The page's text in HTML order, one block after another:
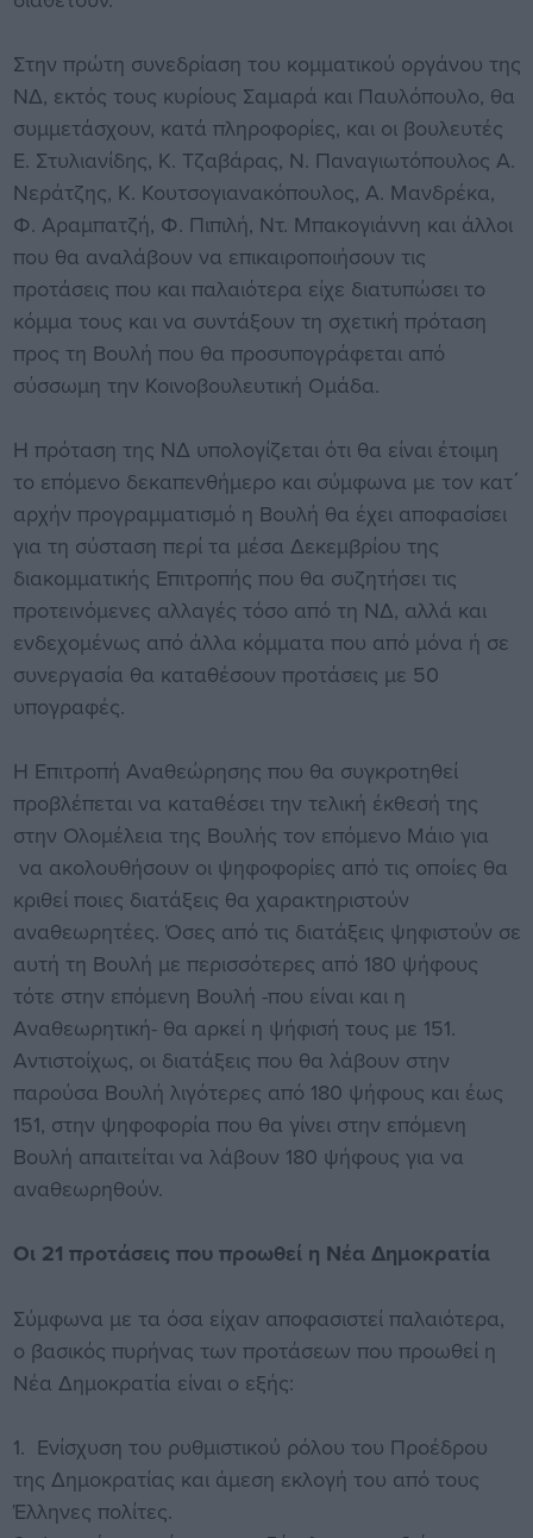
Στην πρώτη συνεδρίαση του κομματικού οργάνου της
ΝΔ, εκτός τους κυρίους Σαμαρά και Παυλόπουλο, θα
συμμετάσχουν, κατά πληροφορίες, και οι βουλευτές
Ε. Στυλιανίδης, Κ. Τζαβάρας, Ν. Παναγιωτόπουλος Α.
Νεράτζης, Κ. Κουτσογιανακόπουλος, Α. Μανδρέκα,
Φ. Αραμπατζή, Φ. Πιπιλή, Ντ. Μπακογιάννη και άλλοι
που θα αναλάβουν να επικαιροποιήσουν τις
προτάσεις που και παλαιότερα είχε διατυπώσει το
κόμμα τους και να συντάξουν τη σχετική πρόταση
προς τη Βουλή που θα προσυπογράφεται από
σύσσωμη την Κοινοβουλευτική Ομάδα.
Η πρόταση της ΝΔ υπολογίζεται ότι θα είναι έτοιμη
το επόμενο δεκαπενθήμερο και σύμφωνα με τον κατ΄
αρχήν προγραμματισμό η Βουλή θα έχει αποφασίσει
για τη σύσταση περί τα μέσα Δεκεμβρίου της
διακομματικής Επιτροπής που θα συζητήσει τις
προτεινόμενες αλλαγές τόσο από τη ΝΔ, αλλά και
ενδεχομένως από άλλα κόμματα που από μόνα ή σε
συνεργασία θα καταθέσουν προτάσεις με 50
υπογραφές.
Η Επιτροπή Αναθεώρησης που θα συγκροτηθεί
προβλέπεται να καταθέσει την τελική έκθεσή της
στην Ολομέλεια της Βουλής τον επόμενο Μάιο για
να ακολουθήσουν οι ψηφοφορίες από τις οποίες θα
κριθεί ποιες διατάξεις θα χαρακτηριστούν
αναθεωρητέες. Όσες από τις διατάξεις ψηφιστούν σε
αυτή τη Βουλή με περισσότερες από 180 ψήφους
τότε στην επόμενη Βουλή -που είναι και η
Αναθεωρητική- θα αρκεί η ψήφισή τους με 151.
Αντιστοίχως, οι διατάξεις που θα λάβουν στην
παρούσα Βουλή λιγότερες από 180 ψήφους και έως
151, στην ψηφοφορία που θα γίνει στην επόμενη
Βουλή απαιτείται να λάβουν 180 ψήφους για να
αναθεωρηθούν.
Οι 21 προτάσεις που προωθεί η Νέα Δημοκρατία
Σύμφωνα με τα όσα είχαν αποφασιστεί παλαιότερα,
ο βασικός πυρήνας των προτάσεων που προωθεί η
Νέα Δημοκρατία είναι ο εξής:
1. Ενίσχυση του ρυθμιστικού ρόλου του Προέδρου
της Δημοκρατίας και άμεση εκλογή του από τους
Έλληνες πολίτες.